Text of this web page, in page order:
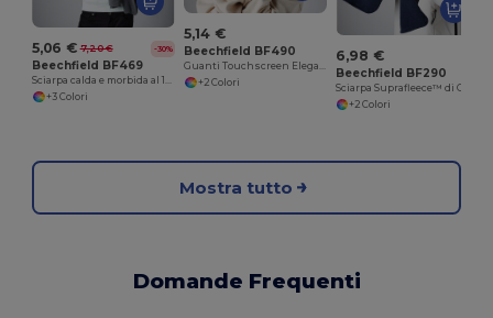
5,06 € 7,20 € -30%
Beechfield BF469
Sciarpa calda e morbida al 100%
+3 Colori
5,14 €
Beechfield BF490
Guanti Touchscreen Eleganti e Caldi Beechfield
+2 Colori
6,98 €
Beechfield BF290
+2 Colori
Mostra tutto
Domande Frequenti